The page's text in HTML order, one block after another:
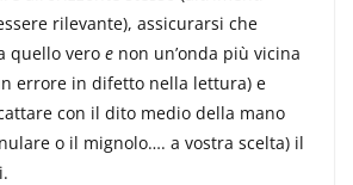
rilevante), assicu­rarsi che
quello vero e non un’onda più vicina
errore in difetto nella lettura) e
con il dito medio della mano
o il migno­lo…. a vostra scelta) il